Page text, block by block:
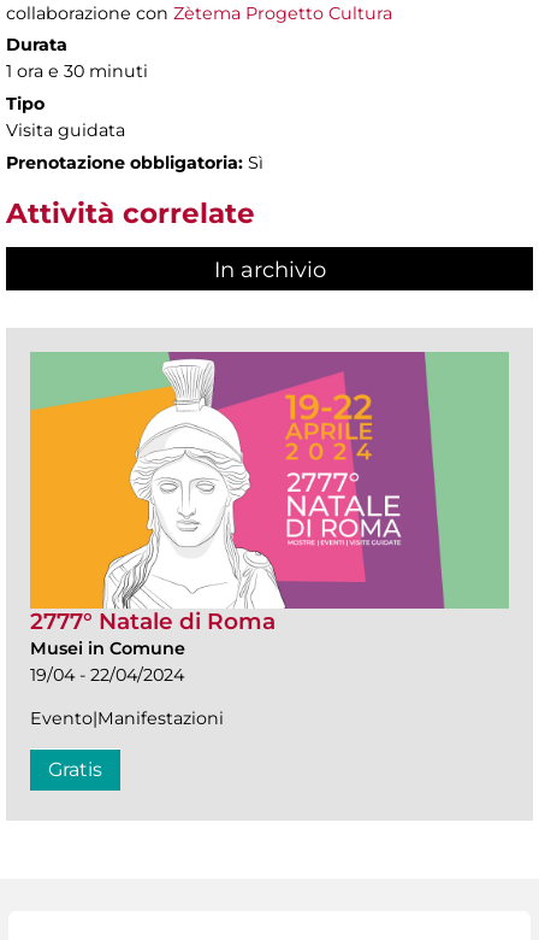
collaborazione con Zètema Progetto Cultura
Durata
1 ora e 30 minuti
Tipo
Visita guidata
Prenotazione obbligatoria: Sì
Attività correlate
In archivio
2777° Natale di Roma
Musei in Comune
19/04 - 22/04/2024
Evento|Manifestazioni
Gratis